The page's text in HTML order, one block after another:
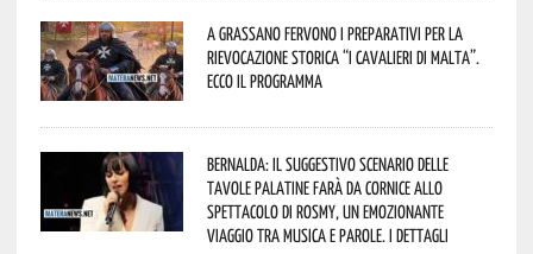
A Grassano fervono i preparativi per la
Rievocazione Storica “I CAVALIERI DI MALTA”.
Ecco il programma
Bernalda: il suggestivo scenario delle
Tavole Palatine farà da cornice allo
spettacolo di Rosmy, un emozionante
viaggio tra musica e parole. I dettagli